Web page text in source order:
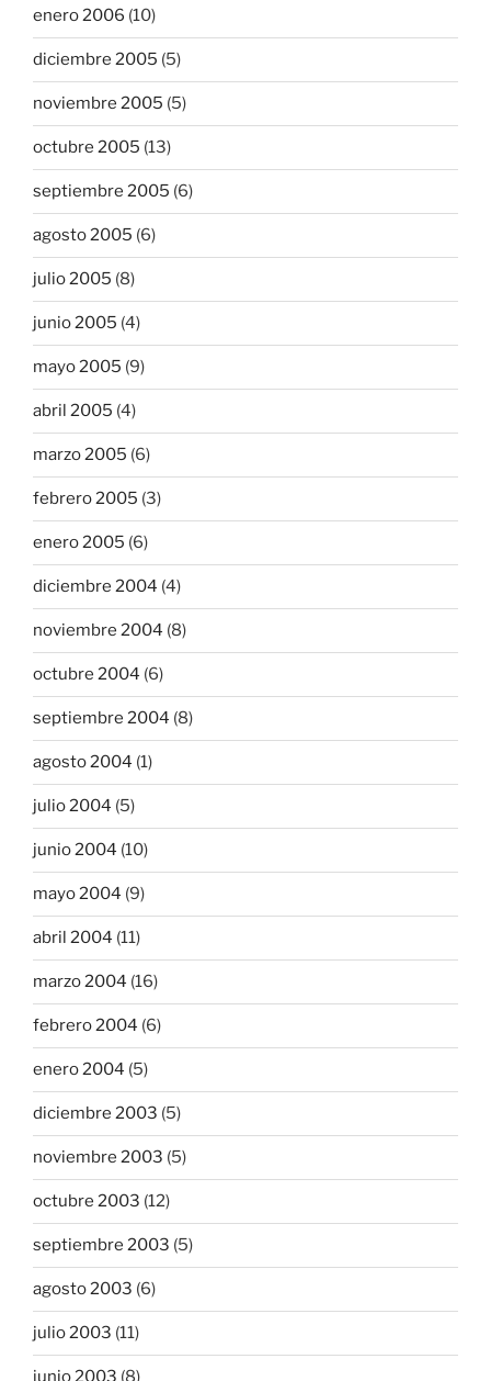
enero 2006 (10)
diciembre 2005 (5)
noviembre 2005 (5)
octubre 2005 (13)
septiembre 2005 (6)
agosto 2005 (6)
julio 2005 (8)
junio 2005 (4)
mayo 2005 (9)
abril 2005 (4)
marzo 2005 (6)
febrero 2005 (3)
enero 2005 (6)
diciembre 2004 (4)
noviembre 2004 (8)
octubre 2004 (6)
septiembre 2004 (8)
agosto 2004 (1)
julio 2004 (5)
junio 2004 (10)
mayo 2004 (9)
abril 2004 (11)
marzo 2004 (16)
febrero 2004 (6)
enero 2004 (5)
diciembre 2003 (5)
noviembre 2003 (5)
octubre 2003 (12)
septiembre 2003 (5)
agosto 2003 (6)
julio 2003 (11)
junio 2003 (8)